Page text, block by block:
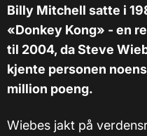
Billy Mitchell satte i
«Donkey Kong» - en
til 2004, da Steve
kjente personen
million poeng.
Wiebes jakt på